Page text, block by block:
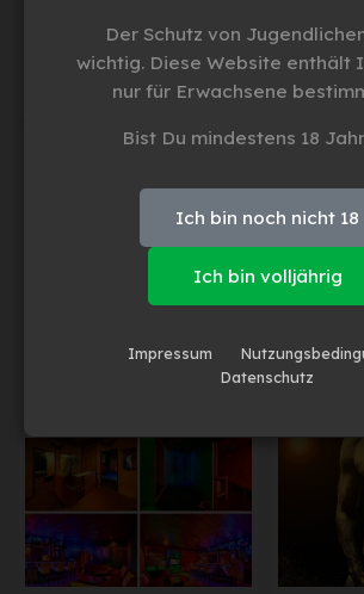
Männer-Spezial-Preis
Montag 17.08.2026
Playing
Sonntag 23.08.2026
Sonntag
Der Schutz von
wichtig. Diese Website enthält
nur für Erwachsene
Bist Du mindestens 18
Ich bin noch nicht 18
Ich bin volljährig
Impressum
Datenschutz